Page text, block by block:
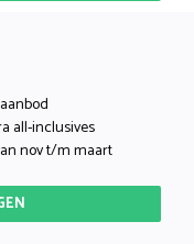
all-inclusives
nov t/m maart